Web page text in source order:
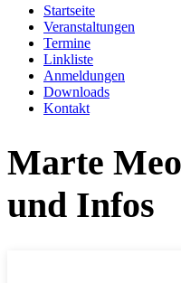
Startseite
Veranstaltungen
Termine
Linkliste
Anmeldungen
Downloads
Kontakt
Marte Meo
und Infos